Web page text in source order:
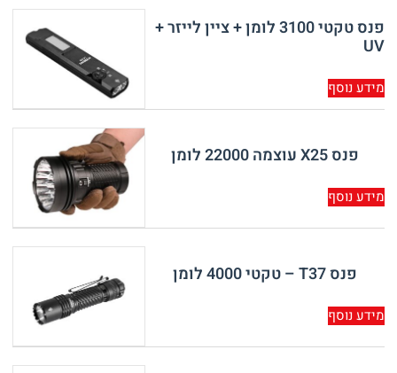
פנס טקטי 3100 לומן + ציין לייזר +
UV
מידע נוסף
פנס X25 עוצמה 22000 לומן
מידע נוסף
פנס T37 – טקטי 4000 לומן
מידע נוסף